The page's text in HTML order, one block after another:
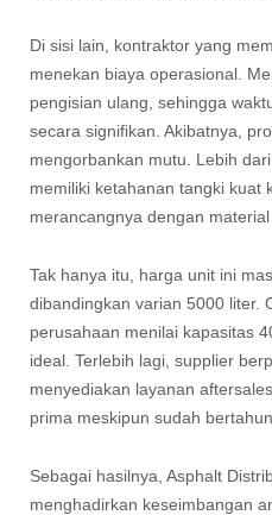
Di sisi lain, kontraktor yang
menekan biaya operasional.
pengisian ulang, sehingga
secara signifikan. Akibatnya,
mengorbankan mutu. Lebih
memiliki ketahanan tangki kuat
merancangnya dengan material
Tak hanya itu, harga unit ini
dibandingkan varian 5000 liter.
perusahaan menilai kapasitas
ideal. Terlebih lagi, supplier
menyediakan layanan
prima meskipun sudah
Sebagai hasilnya, Asphalt
menghadirkan keseimbangan